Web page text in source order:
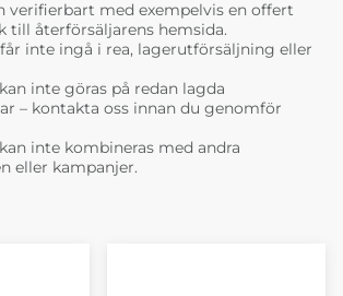
Tyg pg.3 Jena 01
fr. 53 614 kr
4-6 Veckor
verifierbart med exempelvis en offert
till återförsäljarens hemsida.
inte ingå i rea, lagerutförsäljning eller
inte göras på redan lagda
– kontakta oss innan du genomför
inte kombineras med andra
eller kampanjer.